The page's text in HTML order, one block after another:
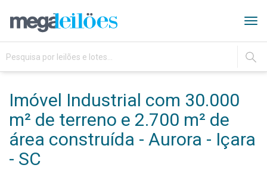
IR
Imóvel Industrial com 30.000
m² de terreno e 2.700 m² de
área construída - Aurora - Içara
- SC